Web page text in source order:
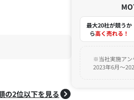
の2位以下を見る
最大20社が競うか
ら高く売れる！
※当社実施アン
2023年6月～